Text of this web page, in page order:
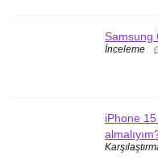
Samsung
İnceleme
iPhone